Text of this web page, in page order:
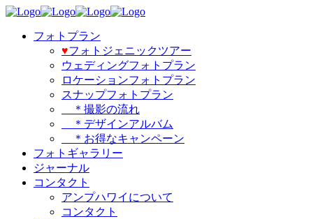
フォトプラン
♥️フォトジェニックツアー
ウェディングフォトプラン
ロケーションフォトプラン
スナップフォトプラン
＊撮影の流れ
＊デザインアルバム
＊お得なキャンペーン
フォトギャラリー
ジャーナル
コンタクト
アンプハワイについて
コンタクト